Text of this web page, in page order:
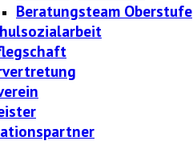
Beratungsteam Oberstufe